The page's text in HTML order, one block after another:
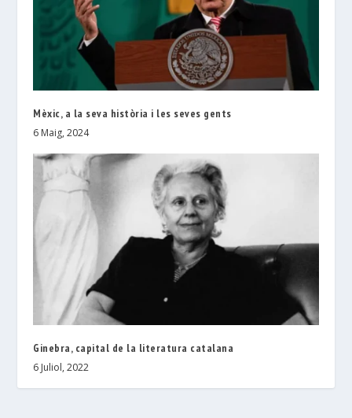
Mèxic, a la seva història i les seves gents
6 Maig, 2024
Ginebra, capital de la literatura catalana
6 Juliol, 2022